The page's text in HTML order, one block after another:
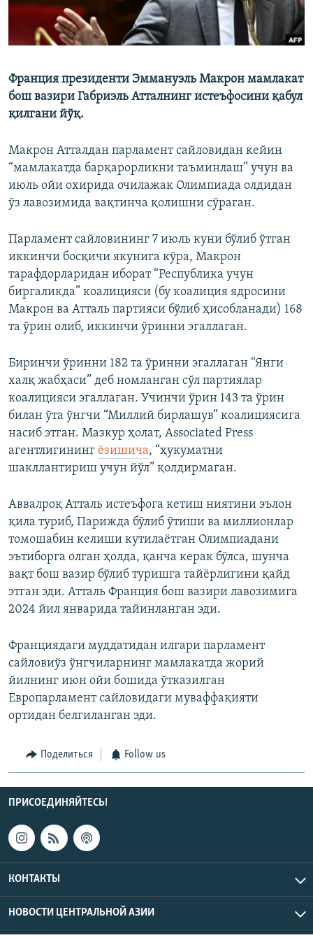
Франция президенти Эммануэль Макрон мамлакат
бош вазири Габриэль Атталнинг истеъфосини қабул
қилгани йўқ.
Макрон Атталдан парламент сайловидан кейин
“мамлакатда барқарорликни таъминлаш” учун ва
июль ойи охирида очилажак Олимпиада олдидан
ўз лавозимида вақтинча қолишни сўраган.
Парламент сайловининг 7 июль куни бўлиб ўтган
иккинчи босқичи якунига кўра, Макрон
тарафдорларидан иборат “Республика учун
биргаликда” коалицияси (бу коалиция ядросини
Макрон ва Атталь партияси бўлиб ҳисобланади) 168
та ўрин олиб, иккинчи ўринни эгаллаган.
Биринчи ўринни 182 та ўринни эгаллаган “Янги
халқ жабҳаси” деб номланган сўл партиялар
коалицияси эгаллаган. Учинчи ўрин 143 та ўрин
билан ўта ўнгчи “Миллий бирлашув” коалициясига
насиб этган. Мазкур ҳолат, Associated Press
агентлигининг ёзишича, “ҳукуматни
шакллантириш учун йўл” қолдирмаган.
Аввалроқ Атталь истеъфога кетиш ниятини эълон
қила туриб, Парижда бўлиб ўтиши ва миллионлар
томошабин келиши кутилаётган Олимпиадани
эътиборга олган ҳолда, қанча керак бўлса, шунча
вақт бош вазир бўлиб туришга тайёрлигини қайд
этган эди. Атталь Франция бош вазири лавозимига
2024 йил январида тайинланган эди.
Франциядаги муддатидан илгари парламент
сайловиўз ўнгчиларнинг мамлакатда жорий
йилнинг июн ойи бошида ўтказилган
Европарламент сайловидаги муваффақияти
ортидан белгиланган эди.
Поделиться Follow us
ПРИСОЕДИНЯЙТЕСЬ!
КОНТАКТЫ
НОВОСТИ ЦЕНТРАЛЬНОЙ АЗИИ